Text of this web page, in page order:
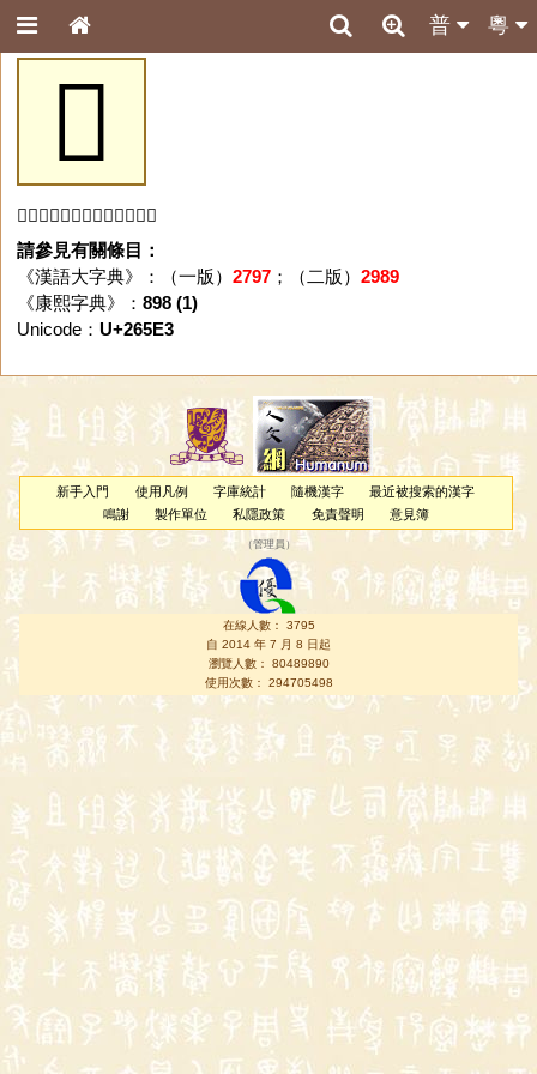
粵
普
𦗣
「𦗣」字未收錄於本資料庫。
請參見有關條目：
《漢語大字典》：（一版） 2797；（二版） 2989
《康熙字典》： 898 (1)
Unicode： U+265E3
新手入門 使用凡例 字庫統計 隨機漢字
最近被搜索的漢字
鳴謝
製作單位 私隱政策 免責聲明 意見簿
（管理員 ）
在線人數： 3795
自 2014 年 7 月 8 日起
瀏覽人數： 80489890
使用次數： 294705498